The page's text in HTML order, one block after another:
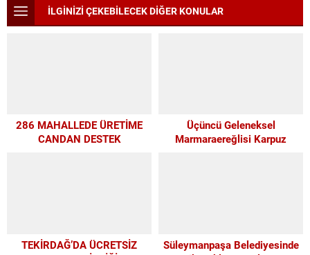
İLGİNİZİ ÇEKEBİLECEK DİĞER KONULAR
286 MAHALLEDE ÜRETİME
CANDAN DESTEK
Üçüncü Geleneksel
Marmaraereğlisi Karpuz
TEKİRDAĞ’DA ÜCRETSİZ
Süleymanpaşa Belediyesinde